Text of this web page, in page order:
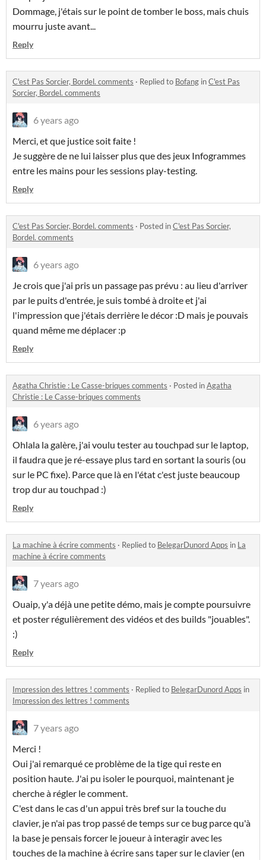
Dommage, j'étais sur le point de tomber le boss, mais chuis
mourru juste avant...
Reply
C'est Pas Sorcier, Bordel. comments · Replied to Bofang inC'est Pas
Sorcier, Bordel. comments
6 years ago
Merci, et que justice soit faite !
Je suggère de ne lui laisser plus que des jeux Infogrammes
entre les mains pour les sessions play-testing.
Reply
C'est Pas Sorcier, Bordel. comments · Posted inC'est Pas Sorcier,
Bordel. comments
6 years ago
Je crois que j'ai pris un passage pas prévu : au lieu d'arriver
par le puits d'entrée, je suis tombé à droite et j'ai
l'impression que j'étais derrière le décor :D mais je pouvais
quand même me déplacer :p
Reply
Agatha Christie : Le Casse-briques comments · Posted inAgatha
Christie : Le Casse-briques comments
6 years ago
Ohlala la galère, j'ai voulu tester au touchpad sur le laptop,
il faudra que je ré-essaye plus tard en sortant la souris (ou
sur le PC fixe). Parce que là en l'état c'est juste beaucoup
trop dur au touchpad :)
Reply
La machine à écrire comments · Replied to BelegarDunord Apps in La
machine à écrire comments
7 years ago
Ouaip, y'a déjà une petite démo, mais je compte poursuivre
et poster régulièrement des vidéos et des builds "jouables".
:)
Reply
Impression des lettres ! comments · Replied to BelegarDunord Apps in
Impression des lettres ! comments
7 years ago
Merci !
Oui j'ai remarqué ce problème de la tige qui reste en
position haute. J'ai pu isoler le pourquoi, maintenant je
cherche à régler le comment.
C'est dans le cas d'un appui très bref sur la touche du
clavier, je n'ai pas trop passé de temps sur ce bug parce qu'à
la base je pensais forcer le joueur à interagir avec les
touches de la machine à écrire sans taper sur le clavier (en